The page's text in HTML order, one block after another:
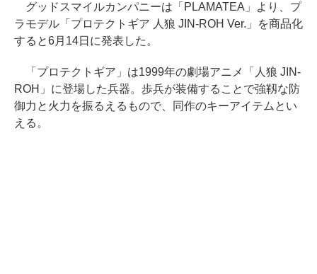
グッドスマイルカンパニーは「PLAMATEA」より、プ
ラモデル「プロテクトギア 人狼 JIN-ROH Ver.」を商品化
すると6月14日に発表した。
「プロテクトギア」は1999年の劇場アニメ「人狼 JIN-
ROH」に登場した兵器。歩兵が装備することで強靱な防
御力と火力を振るえるもので、同作のキーアイテムとい
える。